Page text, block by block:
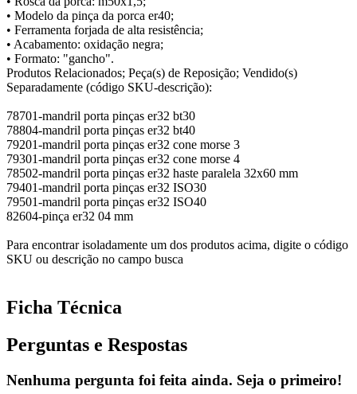
• Modelo da pinça da porca er40;
• Ferramenta forjada de alta resistência;
• Acabamento: oxidação negra;
• Formato: "gancho".
Produtos Relacionados; Peça(s) de Reposição; Vendido(s)
Separadamente (código SKU-descrição):
78701-mandril porta pinças er32 bt30
78804-mandril porta pinças er32 bt40
79201-mandril porta pinças er32 cone morse 3
79301-mandril porta pinças er32 cone morse 4
78502-mandril porta pinças er32 haste paralela 32x60 mm
79401-mandril porta pinças er32 ISO30
79501-mandril porta pinças er32 ISO40
82604-pinça er32 04 mm
Para encontrar isoladamente um dos produtos acima, digite o código
SKU ou descrição no campo busca
Ficha Técnica
Perguntas e Respostas
Nenhuma pergunta foi feita ainda. Seja o primeiro!